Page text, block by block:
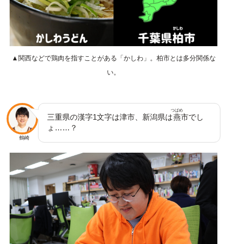
▲関西などで鶏肉を指すことがある「かしわ」。柏市とは多分関係な
い。
鶴崎
三重県の漢字1文字は津市、新潟県は燕
つばめ
市でし
ょ……？